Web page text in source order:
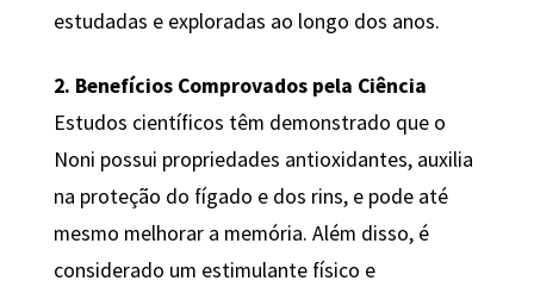
estudadas e exploradas ao longo dos anos.
2. Benefícios Comprovados pela Ciência
Estudos científicos têm demonstrado que o
Noni possui propriedades antioxidantes, auxilia
na proteção do fígado e dos rins, e pode até
mesmo melhorar a memória. Além disso, é
considerado um estimulante físico e